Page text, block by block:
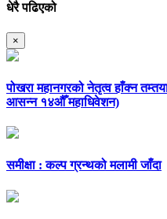
धेरै पढिएको
×
पोखरा महानगरको नेतृत्व हाँक्न
आसन्न १४औँ महाधिवेशन)
समीक्षा : कल्प ग्रन्थको मलामी जाँदा